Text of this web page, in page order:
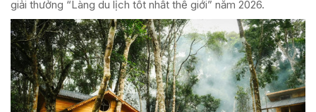
giải thưởng “Làng du lịch tốt nhất thế giới” năm 2026.